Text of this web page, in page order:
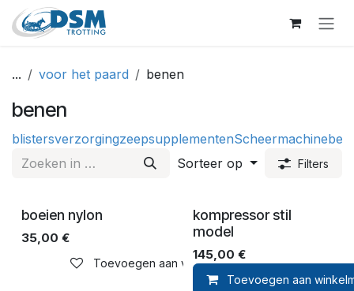
Overslaan naar inhoud
... voor het paard benen
benen
blistersverzorgingzeepsupplementenScheermachine
Sorteer op
Filters
boeien nylon
35,00 €
Toevoegen aan verlanglijst
kompressor stil
model
145,00 €
Toevoegen aan